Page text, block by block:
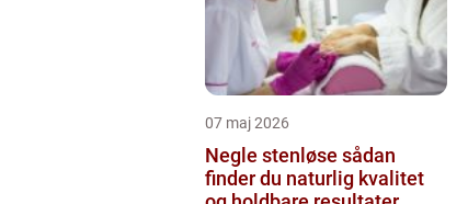
07 maj 2026
Negle stenløse sådan
finder du naturlig kvalitet